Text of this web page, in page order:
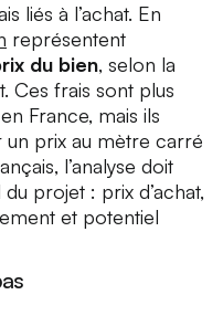
liés à l’achat. En
représentent
du bien, selon la
Ces frais sont plus
France, mais ils
prix au mètre carré
l’analyse doit
projet : prix d’achat,
et potentiel